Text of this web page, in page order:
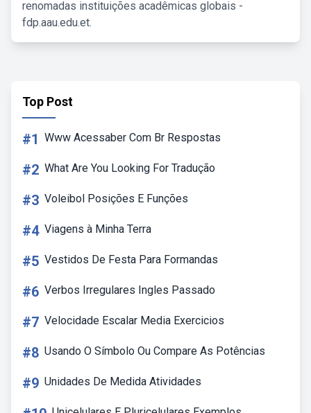
renomadas instituições acadêmicas globais -
fdp.aau.edu.et.
Top Post
#1 Www Acessaber Com Br Respostas
#2 What Are You Looking For Tradução
#3 Voleibol Posições E Funções
#4 Viagens à Minha Terra
#5 Vestidos De Festa Para Formandas
#6 Verbos Irregulares Ingles Passado
#7 Velocidade Escalar Media Exercicios
#8 Usando O Símbolo Ou Compare As Potências
#9 Unidades De Medida Atividades